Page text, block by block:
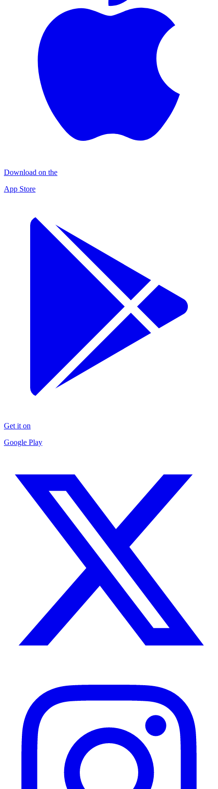
Download on the
App Store
Get it on
Google Play